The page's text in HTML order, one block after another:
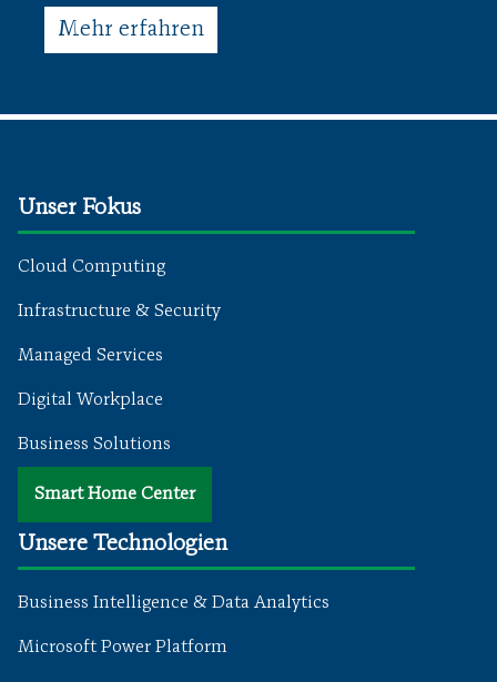
Mehr erfahren
Unser Fokus
Cloud Computing
Infrastructure & Security
Managed Services
Digital Workplace
Business Solutions
Smart Home Center
Unsere Technologien
Business Intelligence & Data Analytics
Microsoft Power Platform